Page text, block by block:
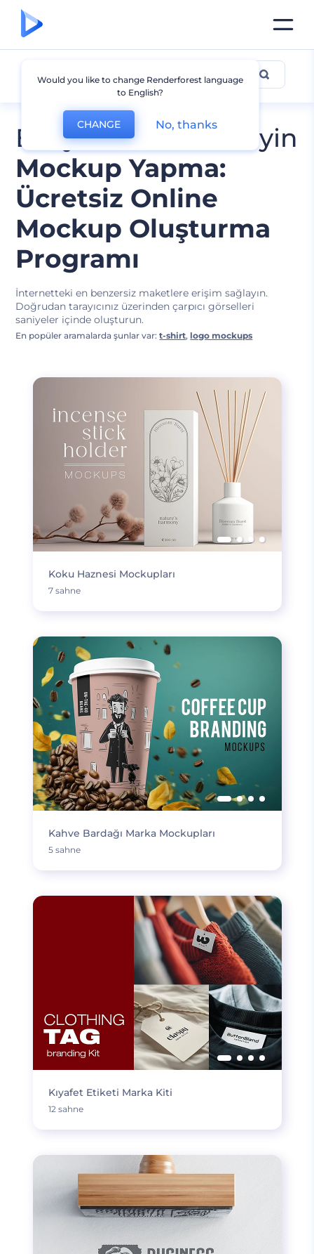
En iyilerini düzenleyin
Mockup Yapma:
Ücretsiz Online
Mockup Oluşturma
Programı
İnternetteki en benzersiz maketlere erişim sağlayın.
Doğrudan tarayıcınız üzerinden çarpıcı görselleri
saniyeler içinde oluşturun.
Mockup Tasarımları
En popüler aramalarda şunlar var:t-shirt, logo mockups
Koku Haznesi Mockupları
7 sahne
Kahve Bardağı Marka Mockupları
5 sahne
Kıyafet Etiketi Marka Kiti
12 sahne
Would you like to change Renderforest language
to English?
CHANGE No, thanks